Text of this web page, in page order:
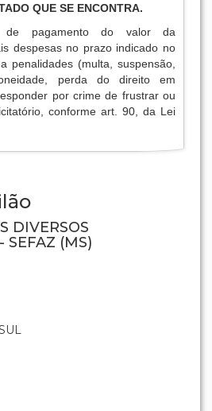
QUE SE ENCONTRA.
pagamento do valor da
despesas no prazo indicado no
penalidades (multa, suspensão,
perda do direito em
por crime de frustrar ou
conforme art. 90, da Lei
DIVERSOS
SEFAZ (MS)